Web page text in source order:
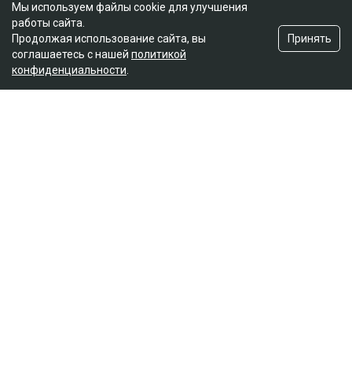
Мы используем файлы cookie для улучшения
работы сайта.
Продолжая использование сайта, вы
соглашаетесь с нашей политикой
конфиденциальности
Принять